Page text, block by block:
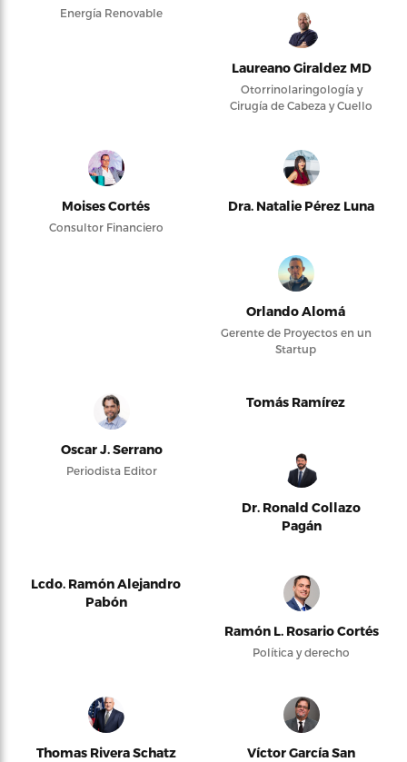
Energía Renovable
Laureano Giraldez MD
Otorrinolaringología y
Cirugía de Cabeza y Cuello
Moises Cortés
Consultor Financiero
Dra. Natalie Pérez Luna
Orlando Alomá
Gerente de Proyectos en un
Startup
Oscar J. Serrano
Periodista Editor
Tomás Ramírez
Dr. Ronald Collazo
Pagán
Lcdo. Ramón Alejandro
Pabón
Ramón L. Rosario Cortés
Política y derecho
Thomas Rivera Schatz
Víctor García San